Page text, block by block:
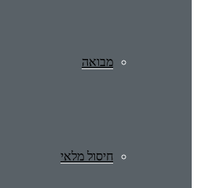
מבואה
חיסול מלאי